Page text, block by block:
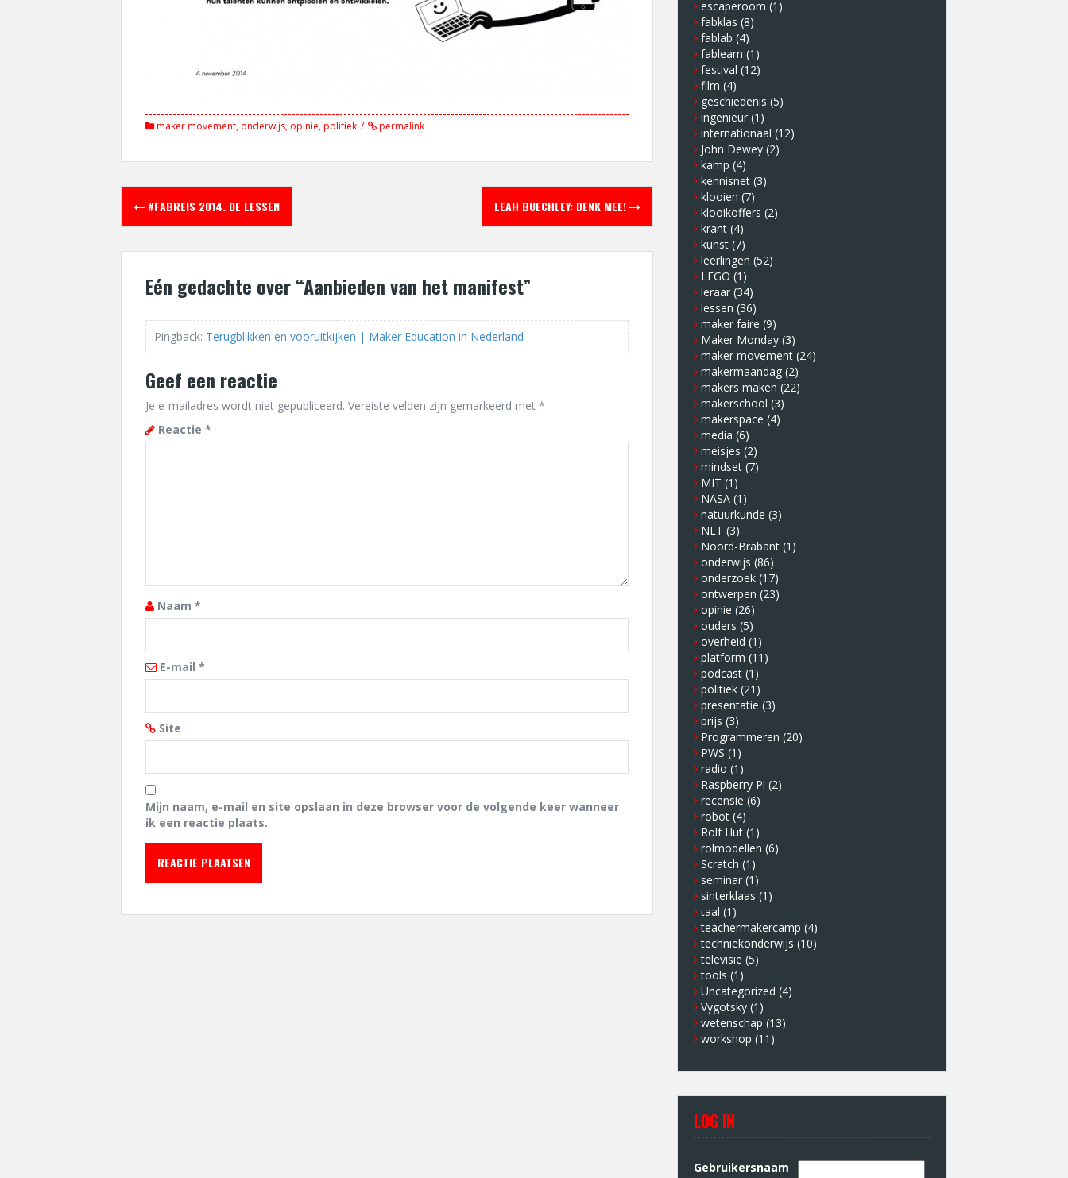
maker movement, onderwijs, opinie,politiek permalink
Berichtnavigatie
#FABREIS 2014. DE LESSEN LEAH BUECHLEY: DENK MEE!
Eén gedachte over “Aanbieden van het manifest”
Pingback: Terugblikken en vooruitkijken | Maker Education in Nederland
Geef een reactie
Je e-mailadres wordt niet gepubliceerd. Vereiste velden zijn gemarkeerd met *
Reactie *
Naam *
E-mail *
Site
Mijn naam, e-mail en site opslaan in deze browser voor de volgende keer wanneer
ik een reactie plaats.
escaperoom (1)
fabklas (8)
fablab (4)
fablearn (1)
festival (12)
film (4)
geschiedenis (5)
ingenieur (1)
internationaal (12)
John Dewey (2)
kamp (4)
kennisnet (3)
klooien (7)
klooikoffers (2)
krant (4)
kunst (7)
leerlingen (52)
LEGO (1)
leraar (34)
lessen (36)
maker faire (9)
Maker Monday (3)
maker movement (24)
makermaandag (2)
makers maken (22)
makerschool (3)
makerspace (4)
media (6)
meisjes (2)
mindset (7)
MIT (1)
NASA (1)
natuurkunde (3)
NLT (3)
Noord-Brabant (1)
onderwijs (86)
onderzoek (17)
ontwerpen (23)
opinie (26)
ouders (5)
overheid (1)
platform (11)
podcast (1)
politiek (21)
presentatie (3)
prijs (3)
Programmeren (20)
PWS (1)
radio (1)
Raspberry Pi (2)
recensie (6)
robot (4)
Rolf Hut (1)
rolmodellen (6)
Scratch (1)
seminar (1)
sinterklaas (1)
taal (1)
teachermakercamp (4)
techniekonderwijs (10)
televisie (5)
tools (1)
Uncategorized (4)
Vygotsky (1)
wetenschap (13)
workshop (11)
LOG IN
Gebruikersnaam